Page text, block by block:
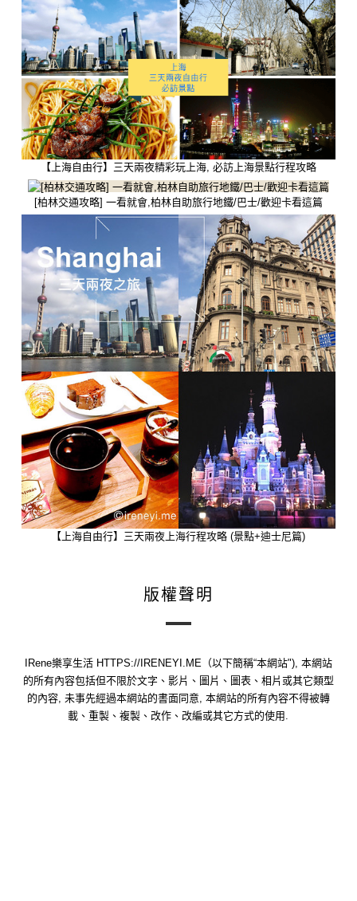
【上海自由行】三天兩夜精彩玩上海, 必訪上海景點行程攻略
[柏林交通攻略] 一看就會,柏林自助旅行地鐵/巴士/歡迎卡看這篇
【上海自由行】三天兩夜上海行程攻略 (景點+迪士尼篇)
版權聲明
IRene樂享生活 HTTPS://IRENEYI.ME（以下簡稱“本網站"), 本網站
的所有內容包括但不限於文字、影片、圖片、圖表、相片或其它類型
的內容, 未事先經過本網站的書面同意, 本網站的所有內容不得被轉
載、重製、複製、改作、改編或其它方式的使用.